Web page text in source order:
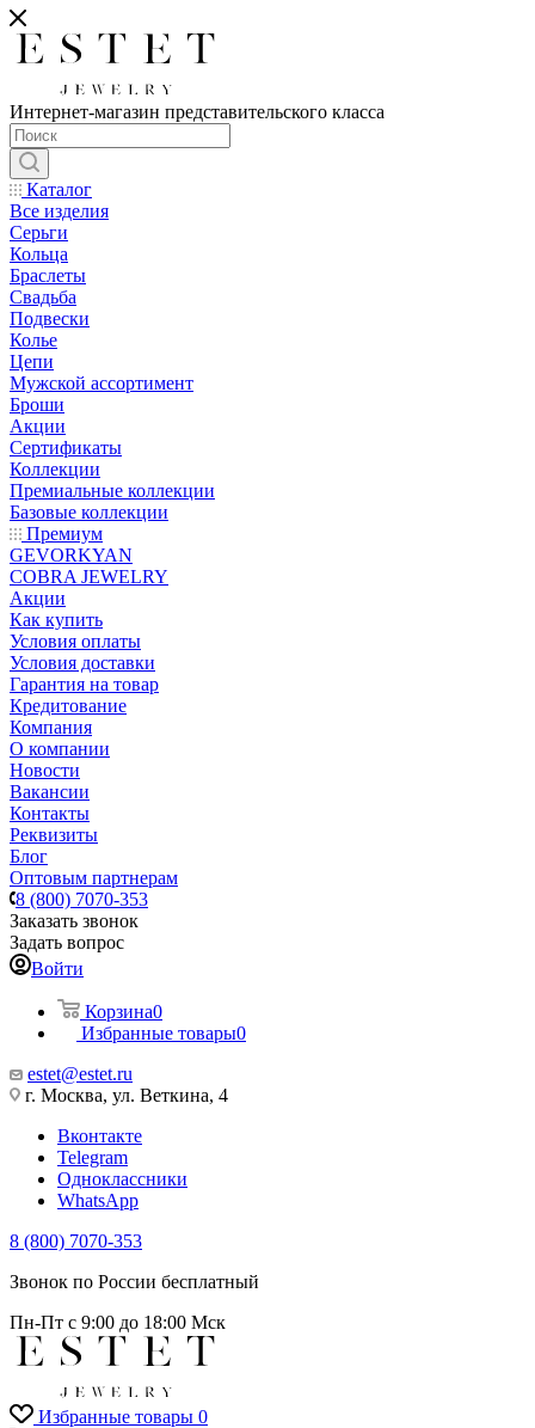
Интернет-магазин представительского класса
Каталог
Все изделия
Серьги
Кольца
Браслеты
Свадьба
Подвески
Колье
Цепи
Мужской ассортимент
Броши
Акции
Сертификаты
Коллекции
Премиальные коллекции
Базовые коллекции
Премиум
GEVORKYAN
COBRA JEWELRY
Акции
Как купить
Условия оплаты
Условия доставки
Гарантия на товар
Кредитование
Компания
О компании
Новости
Вакансии
Контакты
Реквизиты
Блог
Оптовым партнерам
8 (800) 7070-353
Заказать звонок
Задать вопрос
Войти
Корзина0
Избранные товары0
estet@estet.ru
г. Москва, ул. Веткина, 4
Вконтакте
Telegram
Одноклассники
WhatsApp
8 (800) 7070-353
Звонок по России бесплатный
Пн-Пт с 9:00 до 18:00 Мск
Избранные товары 0